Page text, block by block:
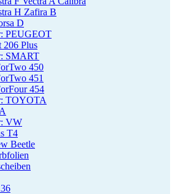
H Zafira B
D
PEUGEOT
206 Plus
SMART
450
451
454
TOYOTA
VW
T4
Beetle